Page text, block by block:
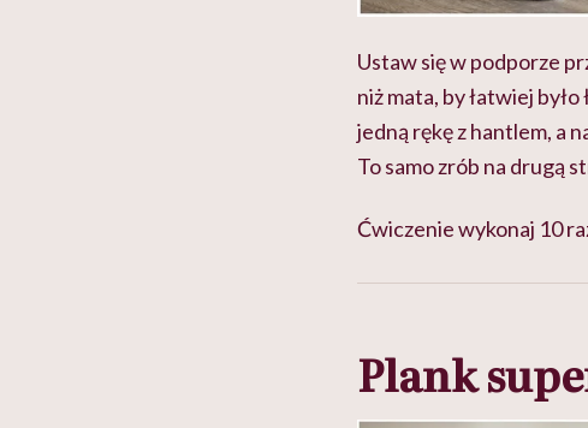
Ustaw się w podporze
niż mata, by łatwiej
jedną rękę z hantlem, a
To samo zrób na drugą
Ćwiczenie wykonaj 10
Plank